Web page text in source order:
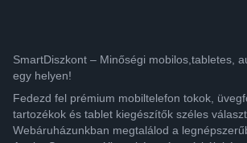
SmartDiszkont – Minőségi mobilos,tabletes,
egy helyen!
Fedezd fel prémium mobiltelefon tokok,
tartozékok és tablet kiegészítők széles
Webáruházunkban megtalálod a